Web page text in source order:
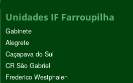
Unidades IF Farroupilha
Gabinete
Alegrete
Caçapava do Sul
CR São Gabriel
Frederico Westphalen